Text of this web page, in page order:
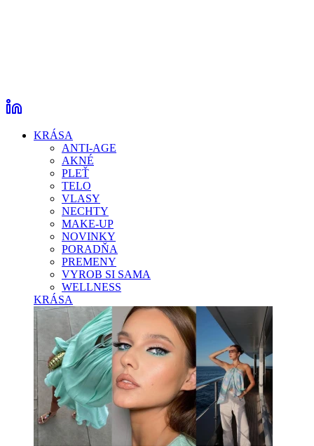
KRÁSA
ANTI-AGE
AKNÉ
PLEŤ
TELO
VLASY
NECHTY
MAKE-UP
NOVINKY
PORADŇA
PREMENY
VYROB SI SAMA
WELLNESS
KRÁSA